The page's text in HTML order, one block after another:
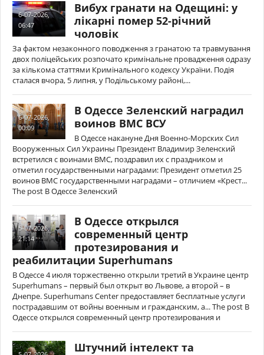
6-07-2026,
06:47
Вибух гранати на Одещині: у
лікарні помер 52-річний
чоловік
За фактом незаконного поводження з гранатою та травмування
двох поліцейських розпочато кримінальне провадження одразу
за кількома статтями Кримінального кодексу України. Подія
сталася вчора, 5 липня, у Подільському районі,...
6-07-2026,
00:09
В Одессе Зеленский наградил
воинов ВМС ВСУ
В Одессе накануне Дня Военно-Морских Сил
Вооруженных Сил Украины Президент Владимир Зеленский
встретился с воинами ВМС, поздравил их с праздником и
отметил государственными наградами: Президент отметил 25
воинов ВМС государственными наградами – отличием «Крест...
The post В Одессе Зеленский
5-07-2026,
21:14
В Одессе открылся
современный центр
протезирования и
реабилитации Superhumans
В Одессе 4 июля торжественно открыли третий в Украине центр
Superhumans – первый был открыт во Львове, а второй – в
Днепре. Superhumans Center предоставляет бесплатные услуги
пострадавшим от войны военным и гражданским, а... The post В
Одессе открылся современный центр протезирования и
Штучний інтелект та